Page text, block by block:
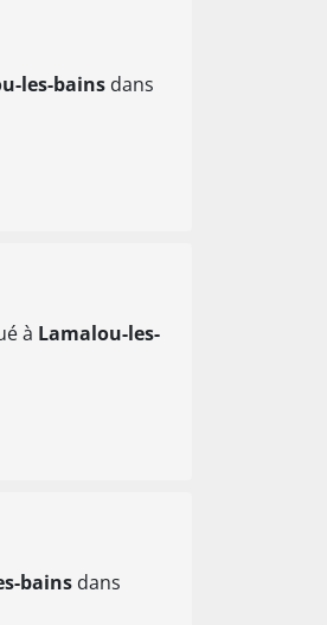
les-bains dans
à Lamalou-les-
bains dans